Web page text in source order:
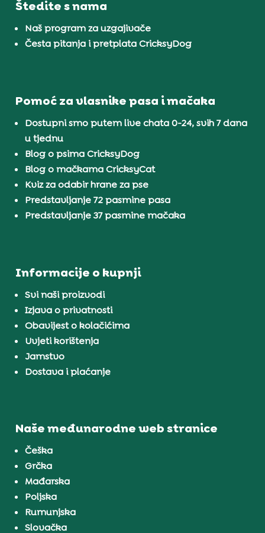
Štedite s nama
Naš program za uzgajivače
Česta pitanja i pretplata CricksyDog
Pomoć za vlasnike pasa i mačaka
Dostupni smo putem live chata 0-24, svih 7 dana
u tjednu
Blog o psima CricksyDog
Blog o mačkama CricksyCat
Kviz za odabir hrane za pse
Predstavljanje 72 pasmine pasa
Predstavljanje 37 pasmine mačaka
Informacije o kupnji
Svi naši proizvodi
Izjava o privatnosti
Obavijest o kolačićima
Uvjeti korištenja
Jamstvo
Dostava i plaćanje
Naše međunarodne web stranice
Češka
Grčka
Mađarska
Poljska
Rumunjska
Slovačka